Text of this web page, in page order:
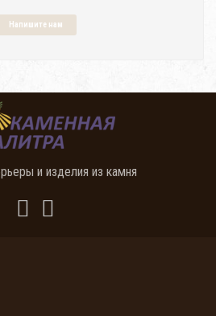
Напишите нам
и изделия из камня